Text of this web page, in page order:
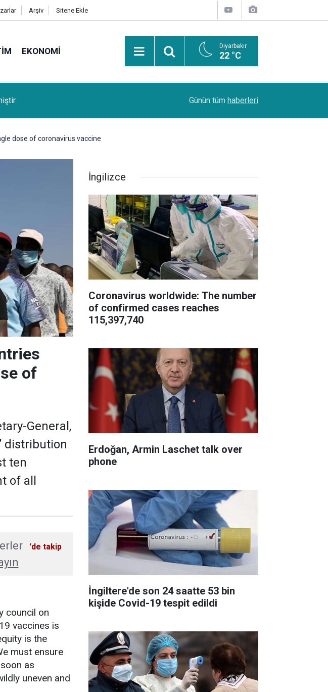
Arşiv Sitene Ekle
EKONOMI Diyarbakır
22 °C
vefat etmiştir
kanserlerine de yol açabilir
Günün tüm haberleri
dose of coronavirus vaccine
of
General,
distribution
ten
of all
'de takip
council on
vaccines is
is the
must ensure
as
uneven and
İngilizce
Coronavirus worldwide: The number
of confirmed cases reaches
115,397,740
Erdoğan, Armin Laschet talk over
phone
İngiltere'de son 24 saatte 53 bin
kişide Covid-19 tespit edildi